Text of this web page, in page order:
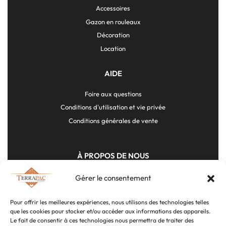
Gérer le consentement
Pour offrir les meilleures expériences, nous utilisons des technologies telles
que les cookies pour stocker et/ou accéder aux informations des appareils.
Le fait de consentir à ces technologies nous permettra de traiter des
Accessoires
Gazon en rouleaux
Décoration
Location
AIDE
Foire aux questions
Conditions d'utilisation et vie privée
Conditions générales de vente
À PROPOS DE NOUS
En savoir plus